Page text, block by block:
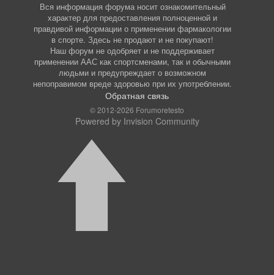
Вся информация форума носит ознакомительный
характер для предоставления полноценной и
правдивой информации о применении фармакологии
в спорте. Здесь не продают и не покупают!
Наш форум не одобряет и не поддерживает
применении ААС как спортсменами, так и обычными
людьми и предупреждает о возможном
непоправимом вреде здоровью при их употреблении.
Обратная связь
© 2012-2026 Forumoretesto
Powered by Invision Community